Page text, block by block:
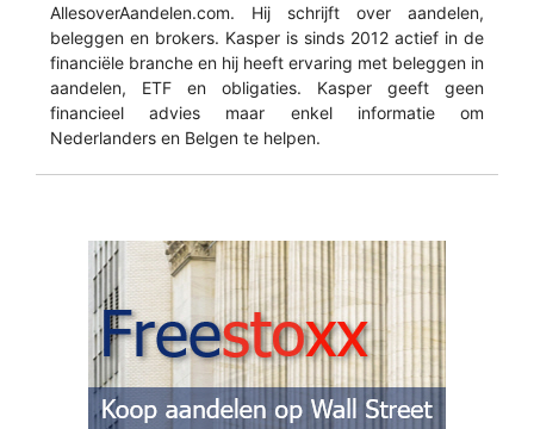
AllesoverAandelen.com. Hij schrijft over aandelen,
beleggen en brokers. Kasper is sinds 2012 actief in de
financiële branche en hij heeft ervaring met beleggen in
aandelen, ETF en obligaties. Kasper geeft geen
financieel advies maar enkel informatie om
Nederlanders en Belgen te helpen.